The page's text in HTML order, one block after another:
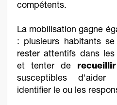
compétents.
La mobilisation gagne
: plusieurs habitants
rester attentifs dans
et tenter derecueillir
susceptibles
identifier le ou les